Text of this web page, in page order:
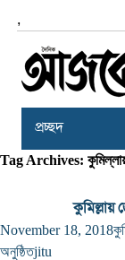
,
প্রচ্ছদ
Tag Archives: কুমিল্লায়
কুমিল্লায়
November 18, 2018
অনুষ্ঠিতjitu